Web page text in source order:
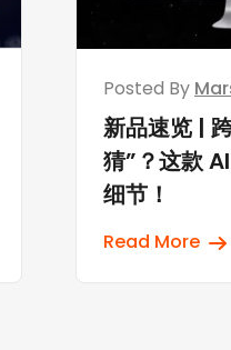
Posted By
新品速览 |
猜”？这款
细节！
Read More